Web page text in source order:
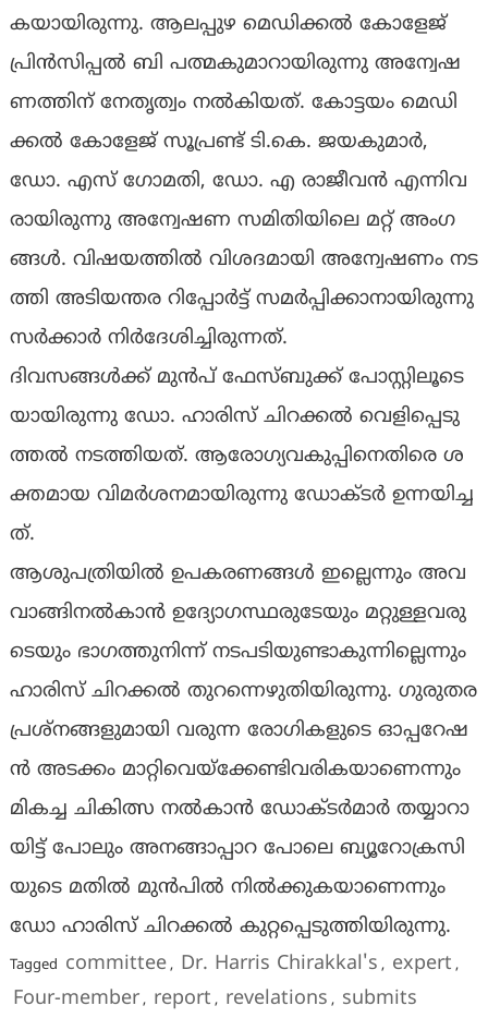
ക​യാ​യി​രു​ന്നു. ആ​ല​പ്പു​ഴ മെ​ഡി​ക്ക​ല്‍ കോ​ളേ​ജ്
പ്രി​ന്‍​സി​പ്പ​ല്‍ ബി ​പ​ത്മ​കു​മാ​റാ​യി​രു​ന്നു അ​ന്വേ​ഷ​
ണ​ത്തി​ന് നേ​തൃ​ത്വം ന​ല്‍​കി​യ​ത്. കോ​ട്ട​യം മെ​ഡി​
ക്ക​ല്‍ കോ​ളേ​ജ് സൂ​പ്ര​ണ്ട് ടി.​കെ. ജ​യ​കു​മാ​ര്‍,
ഡോ. ​എ​സ് ഗോ​മ​തി, ഡോ. ​എ രാ​ജീ​വ​ന്‍ എ​ന്നി​വ​
രാ​യി​രു​ന്നു അ​ന്വേ​ഷ​ണ സ​മി​തി​യി​ലെ മ​റ്റ് അം​ഗ​
ങ്ങ​ള്‍. വി​ഷ​യ​ത്തി​ല്‍ വി​ശ​ദ​മാ​യി അ​ന്വേ​ഷ​ണം ന​ട​
ത്തി അ​ടി​യ​ന്ത​ര റി​പ്പോ​ര്‍​ട്ട് സ​മ​ര്‍​പ്പി​ക്കാ​നാ​യി​രു​ന്നു
സ​ര്‍​ക്കാ​ര്‍ നി​ര്‍​ദേ​ശി​ച്ചി​രു​ന്ന​ത്.
ദി​വ​സ​ങ്ങ​ള്‍​ക്ക് മു​ന്‍​പ് ഫേ​സ്ബു​ക്ക് പോ​സ്റ്റി​ലൂ​ടെ​
യാ​യി​രു​ന്നു ഡോ. ​ഹാ​രി​സ് ചി​റ​ക്ക​ല്‍ വെ​ളി​പ്പെ​ടു​
ത്ത​ല്‍ ന​ട​ത്തി​യ​ത്. ആ​രോ​ഗ്യ​വ​കു​പ്പി​നെ​തി​രെ ശ​
ക്ത​മാ​യ വി​മ​ര്‍​ശ​ന​മാ​യി​രു​ന്നു ഡോ​ക്ട​ര്‍ ഉ​ന്ന​യി​ച്ച​
ത്.
ആ​ശു​പ​ത്രി​യി​ല്‍ ഉ​പ​ക​ര​ണ​ങ്ങ​ള്‍ ഇ​ല്ലെ​ന്നും അ​വ
വാ​ങ്ങി​ന​ല്‍​കാ​ന്‍ ഉ​ദ്യോ​ഗ​സ്ഥ​രു​ടേ​യും മ​റ്റു​ള്ള​വ​രു​
ടെ​യും ഭാ​ഗ​ത്തു​നി​ന്ന് ന​ട​പ​ടി​യു​ണ്ടാ​കു​ന്നി​ല്ലെ​ന്നും
ഹാ​രി​സ് ചി​റ​ക്ക​ല്‍ തു​റ​ന്നെ​ഴു​തി​യി​രു​ന്നു. ഗു​രു​ത​ര
പ്ര​ശ്‌​ന​ങ്ങ​ളു​മാ​യി വ​രു​ന്ന രോ​ഗി​ക​ളു​ടെ ഓ​പ്പ​റേ​ഷ​
ന്‍ അ​ട​ക്കം മാ​റ്റി​വെ​യ്‌​ക്കേ​ണ്ടി​വ​രി​ക​യാ​ണെ​ന്നും
മി​ക​ച്ച ചി​കി​ത്സ ന​ല്‍​കാ​ന്‍ ഡോ​ക്ട​ര്‍​മാ​ര്‍ ത​യ്യാ​റാ​
യി​ട്ട് പോ​ലും അ​ന​ങ്ങാ​പ്പാ​റ പോ​ലെ ബ്യൂ​റോ​ക്ര​സി​
യു​ടെ മ​തി​ല്‍ മു​ന്‍​പി​ല്‍ നി​ല്‍​ക്കു​ക​യാ​ണെ​ന്നും
ഡോ ​ഹാ​രി​സ് ചി​റ​ക്ക​ല്‍ കു​റ്റ​പ്പെ​ടു​ത്തി​യി​രു​ന്നു.
Tagged committee, Dr. Harris Chirakkal's , expert ,
Four-member, report , revelations , submits